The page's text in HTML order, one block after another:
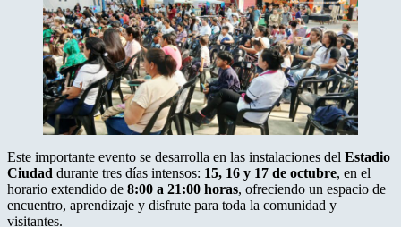
Este importante evento se desarrolla en las instalaciones del Estadio
Ciudad durante tres días intensos: 15, 16 y 17 de octubre, en el
horario extendido de 8:00 a 21:00 horas, ofreciendo un espacio de
encuentro, aprendizaje y disfrute para toda la comunidad y
visitantes.